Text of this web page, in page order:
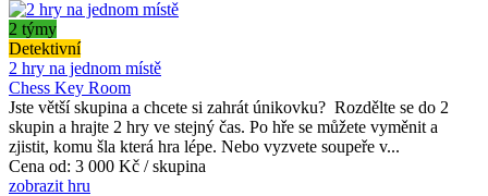
2 týmy
Detektivní
2 hry na jednom místě
Chess Key Room
Jste větší skupina a chcete si zahrát únikovku? Rozdělte se do 2
skupin a hrajte 2 hry ve stejný čas. Po hře se můžete vyměnit a
zjistit, komu šla která hra lépe. Nebo vyzvete soupeře v...
Cena od: 3 000 Kč / skupina
zobrazit hru